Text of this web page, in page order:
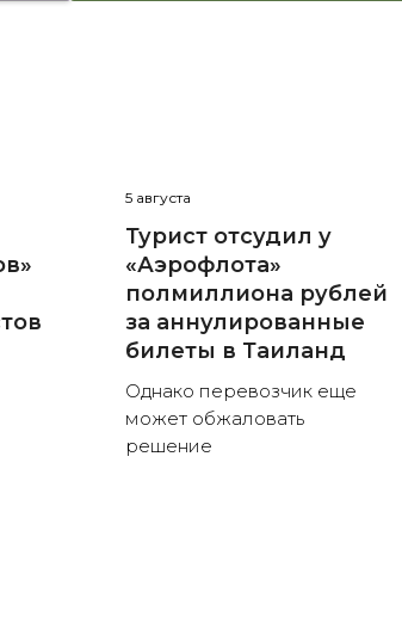
5 августа
Турист отсудил у
«Аэрофлота»
полмиллиона рублей
за аннулированные
билеты в Таиланд
Однако перевозчик еще
может обжаловать
решение